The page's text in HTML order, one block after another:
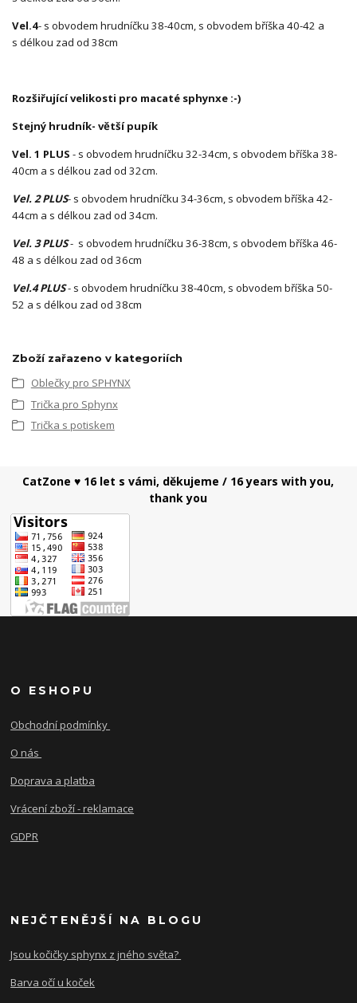
Vel.4- s obvodem hrudníčku 38-40cm, s obvodem bříška 40-42 a
s délkou zad od 38cm
Rozšiřující velikosti pro macaté sphynxe :-)
Stejný hrudník- větší pupík
Vel. 1 PLUS - s obvodem hrudníčku 32-34cm, s obvodem bříška 38-
40cm a s délkou zad od 32cm.
Vel. 2 PLUS- s obvodem hrudníčku 34-36cm, s obvodem bříška 42-
44cm a s délkou zad od 34cm.
Vel. 3 PLUS- s obvodem hrudníčku 36-38cm, s obvodem bříška 46-
48 a s délkou zad od 36cm
Vel.4 PLUS- s obvodem hrudníčku 38-40cm, s obvodem bříška 50-
52 a s délkou zad od 38cm
Zboží zařazeno v kategoriích
Oblečky pro SPHYNX
Trička pro Sphynx
Trička s potiskem
CatZone ♥ 16 let s vámi, děkujeme / 16 years with you,
thank you
O ESHOPU
Obchodní podmínky
O nás
Doprava a platba
Vrácení zboží - reklamace
GDPR
NEJČTENĚJŠÍ NA BLOGU
Jsou kočičky sphynx z jného světa?
Barva očí u koček